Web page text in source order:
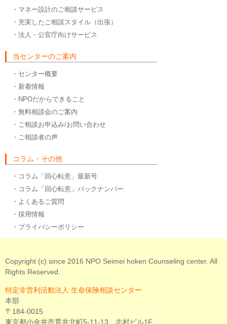
・マネー設計のご相談サービス
・充実したご相談スタイル（出張）
・法人・公官庁向けサービス
当センターのご案内
・センター概要
・新着情報
・NPOだからできること
・無料相談会のご案内
・ご相談お申込み/お問い合わせ
・ご相談者の声
コラム・その他
・コラム「回心転意」最新号
・コラム「回心転意」バックナンバー
・よくあるご質問
・採用情報
・プライバシーポリシー
Copyright (c) since 2016 NPO Seimei hoken Counseling center. All
Rights Reserved.
特定非営利活動法人 生命保険相談センター
本部
〒184-0015
東京都小金井市貫井北町5-11-13 志村ビル1F